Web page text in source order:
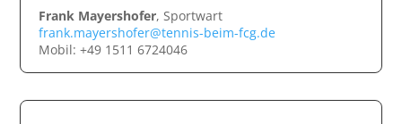
Frank Mayershofer, Sportwart
frank.mayershofer@tennis-beim-fcg.de
Mobil: +49 1511 6724046